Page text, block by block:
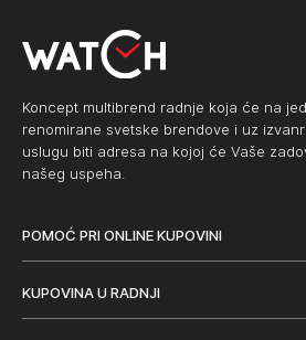
Koncept multibrend radnje koja će na
renomirane svetske brendove i uz
uslugu biti adresa na kojoj će Vaše
našeg uspeha.
POMOĆ PRI ONLINE KUPOVINI
KUPOVINA U RADNJI